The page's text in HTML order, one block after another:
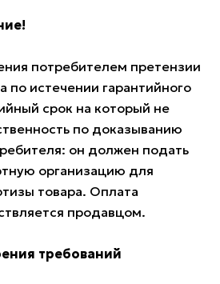
потребителем претензии
по истечении гарантийного
срок на который не
по доказыванию
он должен подать
организацию для
товара. Оплата
продавцом.
требований